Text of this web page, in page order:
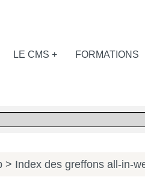
LE CMS + FORMATIONS
> Index des greffons all-in-